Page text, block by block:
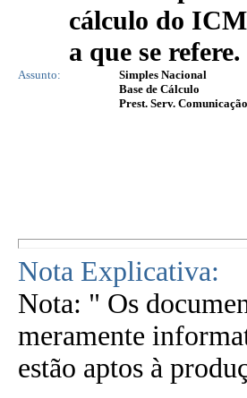
cálculo do
a que se refere.
Assunto:
Simples Nacional
Base de Cálculo
Prest. Serv. Comunicação
Nota Explicativa:
Nota: " Os
meramente
estão aptos à